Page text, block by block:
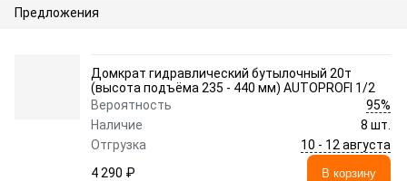
Предложения
Домкрат гидравлический бутылочный 20т
(высота подъёма 235 - 440 мм) AUTOPROFI 1/2
Вероятность
95%
Наличие
8 шт.
Отгрузка
10 - 12 августа
4 290 ₽
В корзину